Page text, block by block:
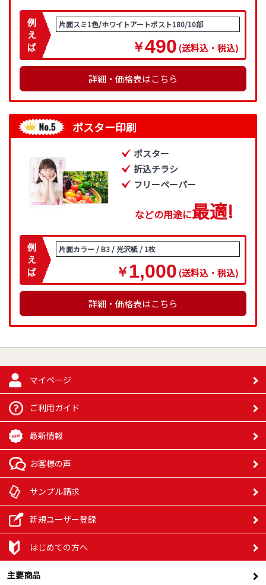
例
え
ば
片面スミ1色/ホワイトアートポスト180/10部
￥490(送料込・税込)
詳細・価格表はこちら
ポスター印刷
ポスター
折込チラシ
フリーペーパー
などの用途に最適!
例
え
ば
片面カラー / B3 / 光沢紙 / 1枚
￥ 1,000(送料込・税込)
詳細・価格表はこちら
マイページ
ご利用ガイド
最新情報
お客様の声
サンプル請求
新規ユーザー登録
はじめての方へ
主要商品